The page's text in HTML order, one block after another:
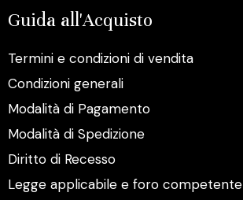
Guida all'Acquisto
Termini e condizioni di vendita
Condizioni generali
Modalità di Pagamento
Modalità di Spedizione
Diritto di Recesso
Legge applicabile e foro competente